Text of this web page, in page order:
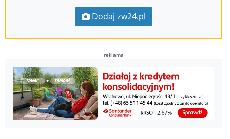
Dodaj zw24.pl
reklama